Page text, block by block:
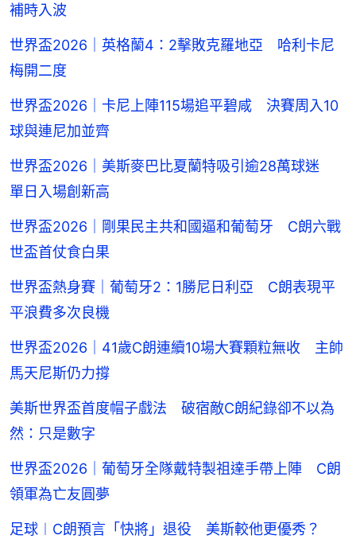
補時入波
世界盃2026｜英格蘭4：2擊敗克羅地亞 哈利卡尼
梅開二度
世界盃2026｜卡尼上陣115場追平碧咸 決賽周入10
球與連尼加並齊
世界盃2026｜美斯麥巴比夏蘭特吸引逾28萬球迷
單日入場創新高
世界盃2026｜剛果民主共和國逼和葡萄牙 C朗六戰
世盃首仗食白果
世界盃熱身賽｜葡萄牙2：1勝尼日利亞 C朗表現平
平浪費多次良機
世界盃2026｜41歲C朗連續10場大賽顆粒無收 主帥
馬天尼斯仍力撐
美斯世界盃首度帽子戲法 破宿敵C朗紀錄卻不以為
然：只是數字
世界盃2026｜葡萄牙全隊戴特製祖達手帶上陣 C朗
領軍為亡友圓夢
足球︱C朗預言「快將」退役 美斯較他更優秀？